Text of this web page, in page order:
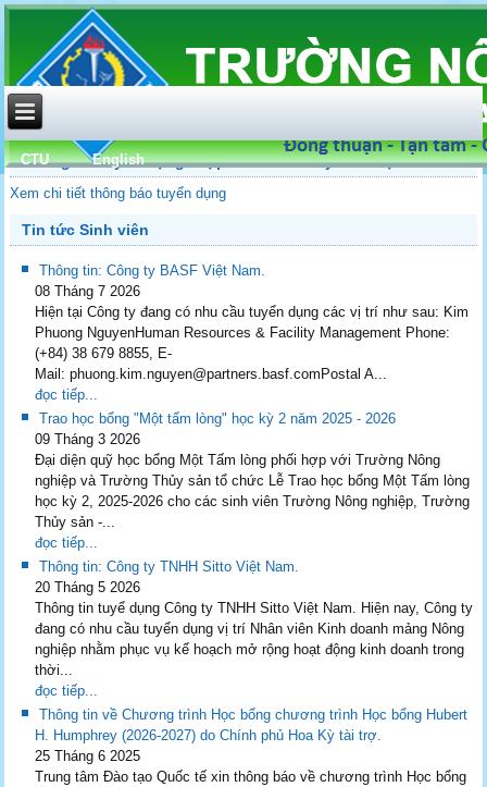
CTU English
Thông tin tuyển dụng: Hợp tác xã trái cây sinh học OCOP
Xem chi tiết thông báo tuyển dụng
Tin tức Sinh viên
Thông tin: Công ty BASF Việt Nam.
08 Tháng 7 2026
Hiện tại Công ty đang có nhu cầu tuyển dụng các vị trí như sau: Kim
Phuong NguyenHuman Resources & Facility Management Phone:
(+84) 38 679 8855, E-
Mail: phuong.kim.nguyen@partners.basf.comPostal A...
đọc tiếp...
Trao học bổng "Một tấm lòng" học kỳ 2 năm 2025 - 2026
09 Tháng 3 2026
Đại diện quỹ học bổng Một Tấm lòng phối hợp với Trường Nông
nghiệp và Trường Thủy sản tổ chức Lễ Trao học bổng Một Tấm lòng
học kỳ 2, 2025-2026 cho các sinh viên Trường Nông nghiệp, Trường
Thủy sản -...
đọc tiếp...
Thông tin: Công ty TNHH Sitto Việt Nam.
20 Tháng 5 2026
Thông tin tuyể dụng Công ty TNHH Sitto Việt Nam. Hiện nay, Công ty
đang có nhu cầu tuyển dụng vị trí Nhân viên Kinh doanh mảng Nông
nghiệp nhằm phục vụ kế hoạch mở rộng hoạt động kinh doanh trong
thời...
đọc tiếp...
Thông tin về Chương trình Học bổng chương trình Học bổng Hubert
H. Humphrey (2026-2027) do Chính phủ Hoa Kỳ tài trợ.
25 Tháng 6 2025
Trung tâm Đào tạo Quốc tế xin thông báo về chương trình Học bổng